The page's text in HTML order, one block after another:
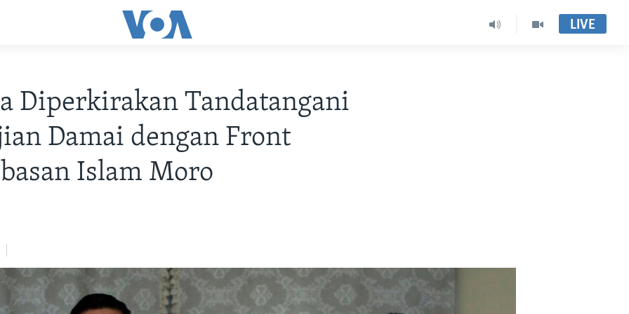
LIVE
Diperkirakan Tandatangani
Damai dengan Front
Islam Moro